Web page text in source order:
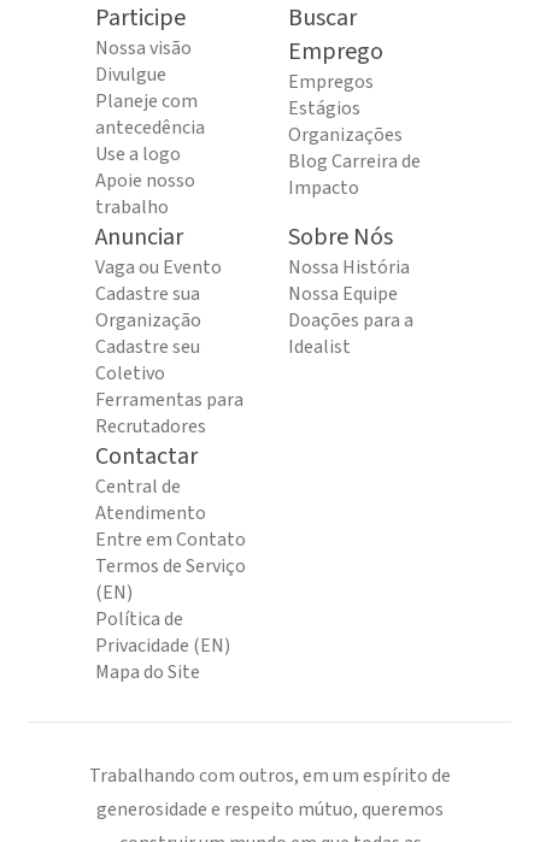
Participe
Nossa visão
Divulgue
Planeje com
antecedência
Use a logo
Apoie nosso
trabalho
Buscar
Emprego
Empregos
Estágios
Organizações
Blog Carreira de
Impacto
Anunciar
Vaga ou Evento
Cadastre sua
Organização
Cadastre seu
Coletivo
Ferramentas para
Recrutadores
Sobre Nós
Nossa História
Nossa Equipe
Doações para a
Idealist
Contactar
Central de
Atendimento
Entre em Contato
Termos de Serviço
(EN)
Política de
Privacidade (EN)
Mapa do Site
Trabalhando com outros, em um espírito de
generosidade e respeito mútuo, queremos